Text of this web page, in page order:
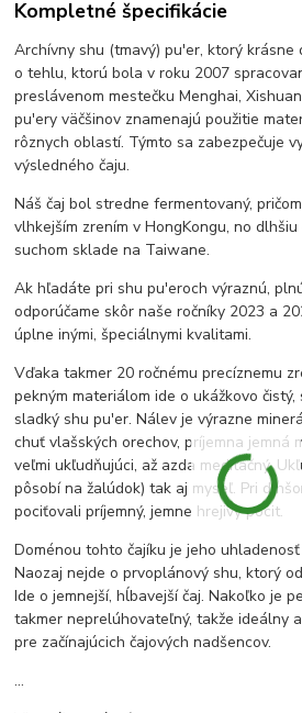
Kompletné špecifikácie
Archívny shu (tmavý) pu'er, ktorý krásne
o tehlu, ktorú bola v roku 2007
preslávenom mestečku Menghai,
pu'ery väčšinov znamenajú použitie
rôznych oblastí. Týmto sa zabezpečuje
výsledného čaju.
Náš čaj bol stredne fermentovaný,
vlhkejším zrením v HongKongu, no
suchom sklade na Taiwane.
Ak hľadáte pri shu pu'eroch výraznú,
odporúčame skôr naše ročníky 2023 a
úplne inými, špeciálnymi kvalitami.
Vďaka takmer 20 ročnému precíznemu
pekným materiálom ide o ukážkovo
sladký shu pu'er. Nálev je výrazne
chuť vlašských orechov, príjemna jemná
veľmi ukľudňujúci, až azda meditačný.
pôsobí na žalúdok) tak aj myseľ. Pri
pociťovali príjemný, jemne hrejivý pocit.
Doménou tohto čajíku je jeho
Naozaj nejde o prvoplánový shu, ktorý
Ide o jemnejší, hĺbavejší čaj. Nakoľko je
takmer neprelúhovateľný, takže ideálny
pre začínajúcich čajových nadšencov.
...